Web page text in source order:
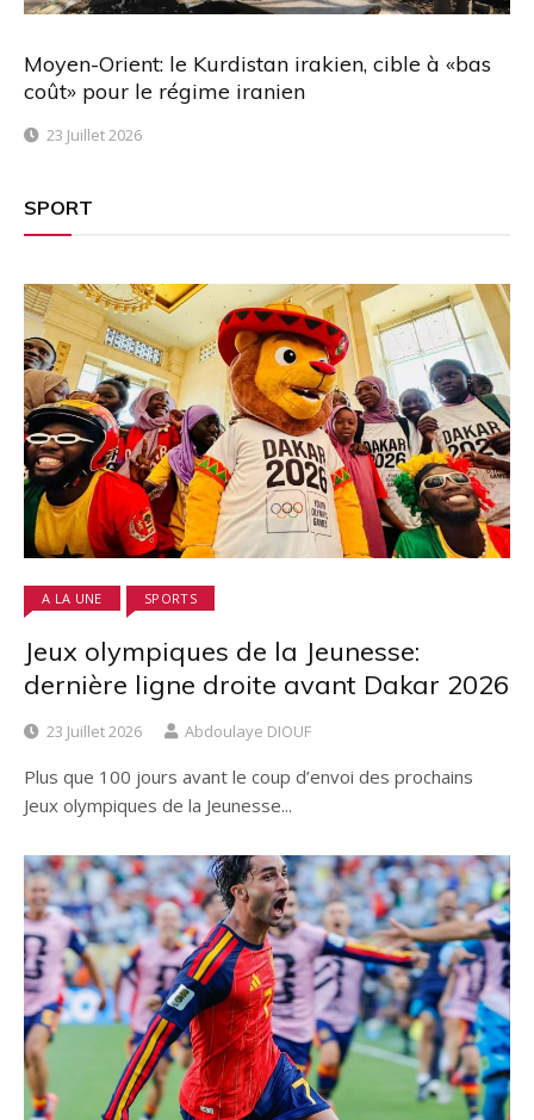
Moyen-Orient: le Kurdistan irakien, cible à «bas
coût» pour le régime iranien
23 Juillet 2026
SPORT
A LA UNE SPORTS
Jeux olympiques de la Jeunesse:
dernière ligne droite avant Dakar 2026
23 Juillet 2026 Abdoulaye DIOUF
Plus que 100 jours avant le coup d’envoi des prochains
Jeux olympiques de la Jeunesse...